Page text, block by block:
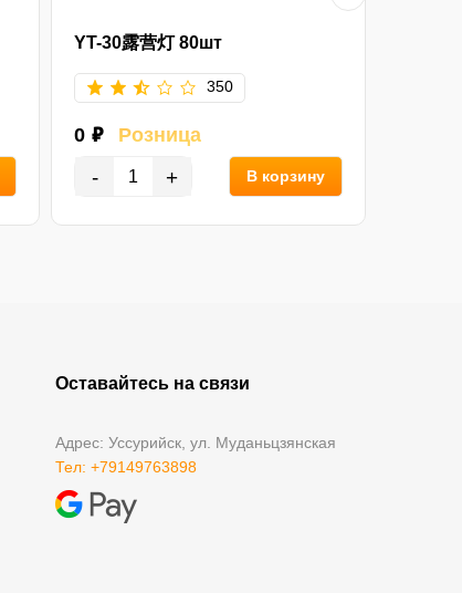
YT-30露营灯 80шт
350
0 ₽ Розница
- + В корзину
Оставайтесь на связи
Адрес: Уссурийск, ул. Муданьцзянская
Тел: +79149763898